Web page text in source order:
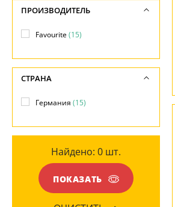
НАПРАВЛЕНИЕ
Вверх
Вниз(12)
МАТЕРИАЛ
(15)
ЦВЕТ ПЛАФОНОВ
МАТЕРИАЛ
Металл(15)
ПОВЕРХНОСТЬ
Матовый
Напряжение
ПРОИЗВОДИТЕЛЬ
Favourite(15)
СТРАНА
Германия (15)
Найдено: 0 шт.
ПОКАЗАТЬ